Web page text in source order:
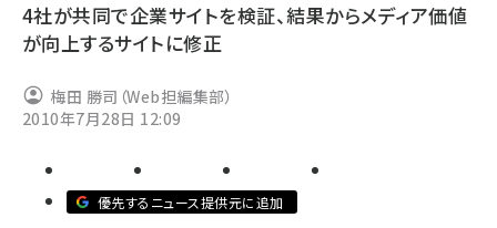
youtube (2444)
セミナー (2315)
meo (1281)
4社が共同で企業サイトを検証、結果からメディア価値
が向上するサイトに修正
梅田 勝司（Web担編集部）
2010年7月28日 12:09
優先するニュース提供元に追加